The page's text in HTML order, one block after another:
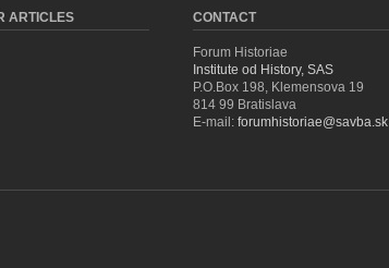
ARTICLES CONTACT
Forum Historiae
Institute od History, SAS
P.O.Box 198, Klemensova 19
814 99 Bratislava
E-mail: forumhistoriae@savba.sk